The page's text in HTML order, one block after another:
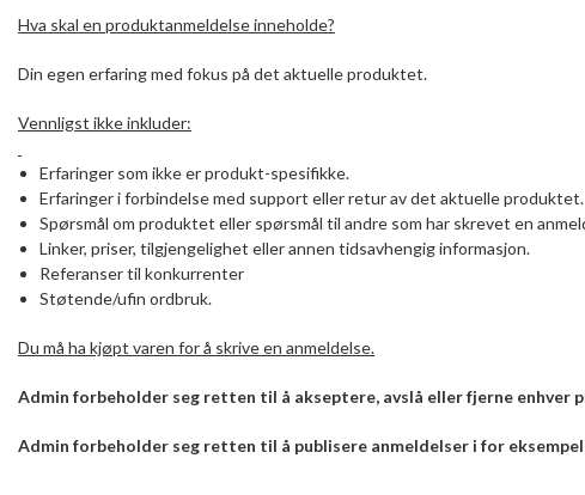
Hva skal en produktanmeldelse inneholde?
Din egen erfaring med fokus på det aktuelle produktet.
Vennligst ikke inkluder:
Erfaringer som ikke er produkt-spesifikke.
Erfaringer i forbindelse med support eller retur av det aktuelle produktet.
Spørsmål om produktet eller spørsmål til andre som har skrevet en
Linker, priser, tilgjengelighet eller annen tidsavhengig informasjon.
Referanser til konkurrenter
Støtende/ufin ordbruk.
Du må ha kjøpt varen for å skrive en anmeldelse.
Admin forbeholder seg retten til å akseptere, avslå eller fjerne
Admin forbeholder seg retten til å publisere anmeldelser i for